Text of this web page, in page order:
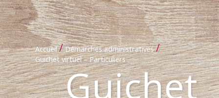
Accueil / Démarches administratives /
Guichet virtuel – Particuliers
Guichet